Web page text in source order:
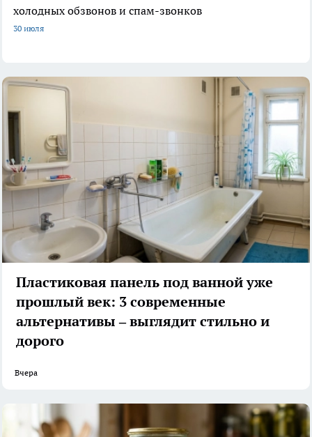
холодных обзвонов и спам-звонков
30 июля
Пластиковая панель под ванной уже
прошлый век: 3 современные
альтернативы – выглядит стильно и
дорого
Вчера